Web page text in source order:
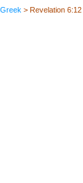
Greek > Revelation 6:12